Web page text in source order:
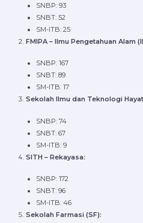
SNBP: 93
SNBT: 52
SM-ITB: 25
FMIPA – Ilmu Pengetahuan Alam
SNBP: 167
SNBT: 89
SM-ITB: 17
Sekolah Ilmu dan Teknologi
SNBP: 74
SNBT: 67
SM-ITB: 9
SITH – Rekayasa:
SNBP: 172
SNBT: 96
SM-ITB: 46
Sekolah Farmasi (SF):